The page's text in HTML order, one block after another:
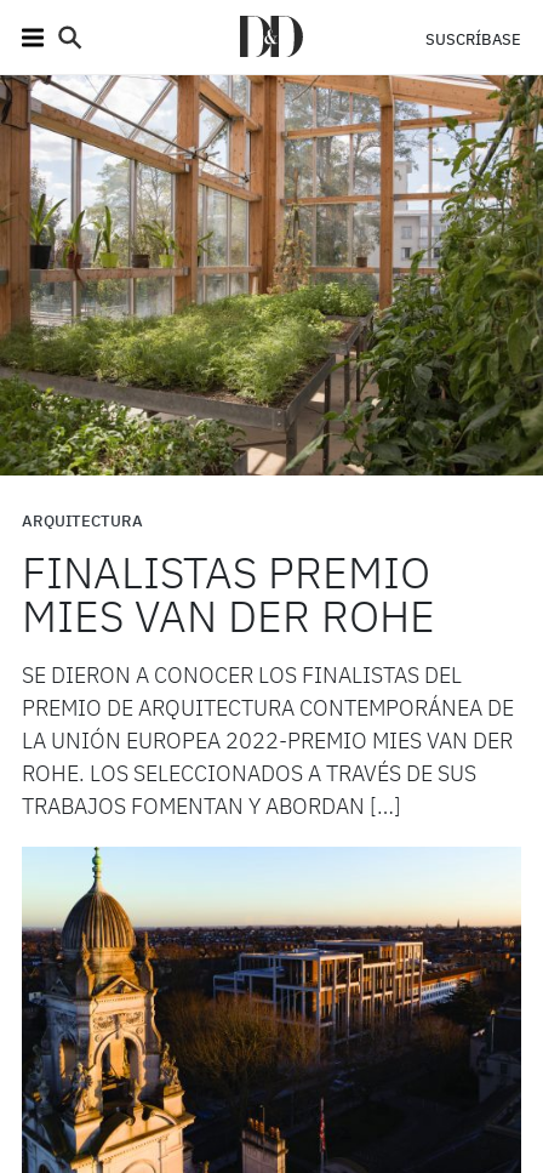
SUSCRÍBASE
ARQUITECTURA
FINALISTAS PREMIO
MIES VAN DER ROHE
SE DIERON A CONOCER LOS FINALISTAS DEL
PREMIO DE ARQUITECTURA CONTEMPORÁNEA DE
LA UNIÓN EUROPEA 2022-PREMIO MIES VAN DER
ROHE. LOS SELECCIONADOS A TRAVÉS DE SUS
TRABAJOS FOMENTAN Y ABORDAN […]